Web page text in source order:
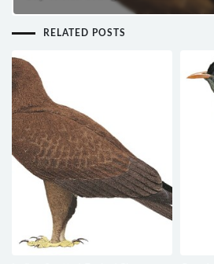
RELATED POSTS